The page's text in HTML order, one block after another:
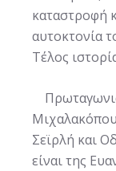
καταστροφή
αυτοκτονία
Τέλος
Σεϊρλή και
είναι της